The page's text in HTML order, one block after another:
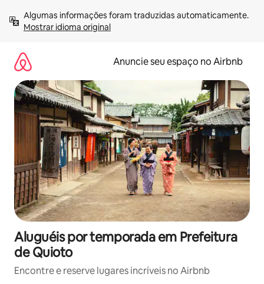
para
Mostrar idioma original
Anuncie seu espaço no Airbnb
Aluguéis por temporada em Prefeitura
de Quioto
Encontre e reserve lugares incríveis no Airbnb